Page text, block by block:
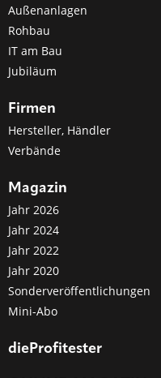
Außenanlagen
Rohbau
IT am Bau
Jubiläum
Firmen
Hersteller, Händler
Verbände
Magazin
Jahr 2026
Jahr 2024
Jahr 2022
Jahr 2020
Sonderveröffentlichungen
Mini-Abo
dieProfitester